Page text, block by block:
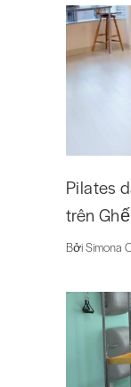
Pilates
trên Ghế
Bởi Simona